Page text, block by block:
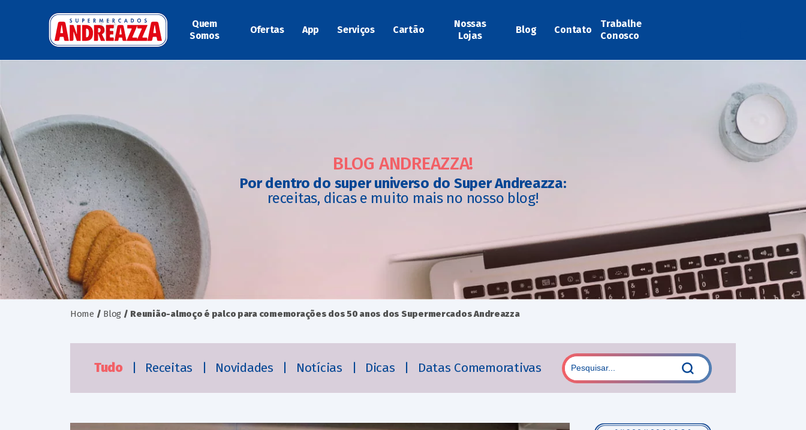
Quem
Somos
Ofertas App Serviços Cartão
Nossas
Lojas
Blog Contato
Trabalhe
Conosco
BLOG ANDREAZZA!
Por dentro do super universo do Super Andreazza:
receitas, dicas e muito mais no nosso blog!
Home / Blog / Reunião-almoço é palco para comemorações dos 50 anos dos Supermercados Andreazza
Tudo | Receitas | Novidades | Notícias | Dicas | Datas Comemorativas